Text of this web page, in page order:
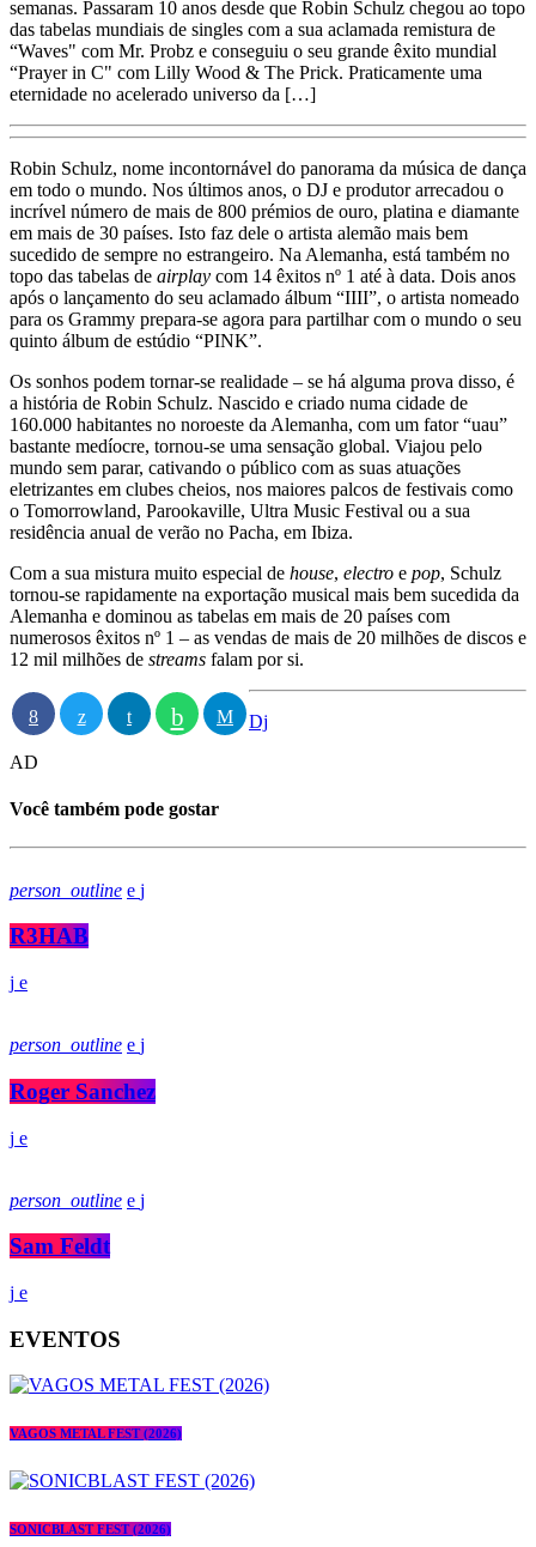
semanas. Passaram 10 anos desde que Robin Schulz chegou ao topo
das tabelas mundiais de singles com a sua aclamada remistura de
“Waves" com Mr. Probz e conseguiu o seu grande êxito mundial
“Prayer in C" com Lilly Wood & The Prick. Praticamente uma
eternidade no acelerado universo da […]
Robin Schulz, nome incontornável do panorama da música de dança
em todo o mundo. Nos últimos anos, o DJ e produtor arrecadou o
incrível número de mais de 800 prémios de ouro, platina e diamante
em mais de 30 países. Isto faz dele o artista alemão mais bem
sucedido de sempre no estrangeiro. Na Alemanha, está também no
topo das tabelas de airplay com 14 êxitos nº 1 até à data. Dois anos
após o lançamento do seu aclamado álbum “IIII”, o artista nomeado
para os Grammy prepara-se agora para partilhar com o mundo o seu
quinto álbum de estúdio “PINK”.
Os sonhos podem tornar-se realidade – se há alguma prova disso, é
a história de Robin Schulz. Nascido e criado numa cidade de
160.000 habitantes no noroeste da Alemanha, com um fator “uau”
bastante medíocre, tornou-se uma sensação global. Viajou pelo
mundo sem parar, cativando o público com as suas atuações
eletrizantes em clubes cheios, nos maiores palcos de festivais como
o Tomorrowland, Parookaville, Ultra Music Festival ou a sua
residência anual de verão no Pacha, em Ibiza.
Com a sua mistura muito especial de house, electro e pop, Schulz
tornou-se rapidamente na exportação musical mais bem sucedida da
Alemanha e dominou as tabelas em mais de 20 países com
numerosos êxitos nº 1 – as vendas de mais de 20 milhões de discos e
12 mil milhões de streams falam por si.
Dj
AD
Você também pode gostar
person_outline
R3HAB
person_outline
Roger Sanchez
person_outline
Sam Feldt
EVENTOS
VAGOS METAL FEST (2026)
SONICBLAST FEST (2026)